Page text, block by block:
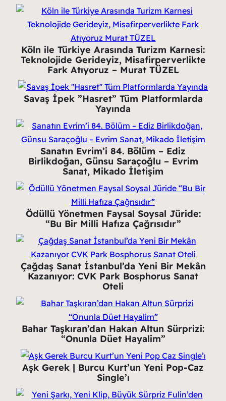
Köln ile Türkiye Arasında Turizm Karnesi:
Teknolojide Gerideyiz, Misafirperverlikte
Fark Atıyoruz – Murat TÜZEL
Savaş İpek ”Hasret” Tüm Platformlarda
Yayında
Sanatın Evrim’i 84. Bölüm – Ediz
Birlikdoğan, Günsu Saraçoğlu – Evrim
Sanat, Mikado İletişim
Ödüllü Yönetmen Faysal Soysal Jüride:
“Bu Bir Milli Hafıza Çağrısıdır”
Çağdaş Sanat İstanbul’da Yeni Bir Mekân
Kazanıyor: CVK Park Bosphorus Sanat
Oteli
Bahar Taşkıran’dan Hakan Altun Sürprizi:
“Onunla Düet Hayalim”
Aşk Gerek | Burcu Kurt’un Yeni Pop-Caz
Single’ı